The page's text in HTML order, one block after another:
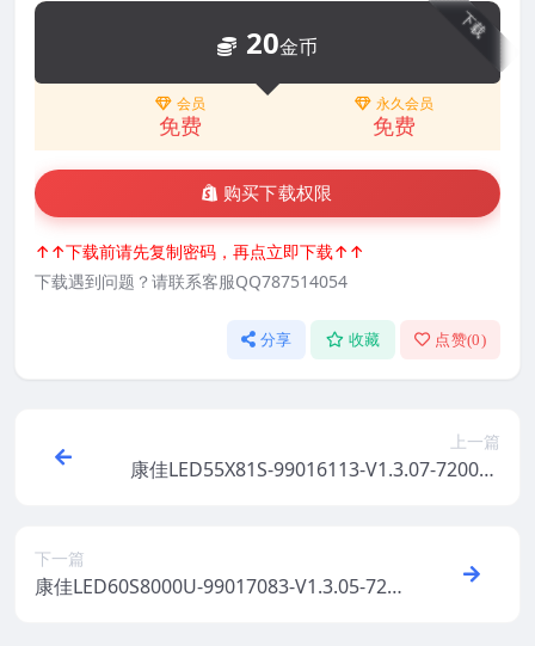
下载
20金币
会员
免费
永久会员
免费
购买下载权限
↑↑下载前请先复制密码，再点立即下载↑↑
下载遇到问题？请联系客服QQ787514054
分享 收藏 点赞(0)
上一篇
康佳LED55X81S-99016113-V1.3.07-720010
下一篇
康佳LED60S8000U-99017083-V1.3.05-720